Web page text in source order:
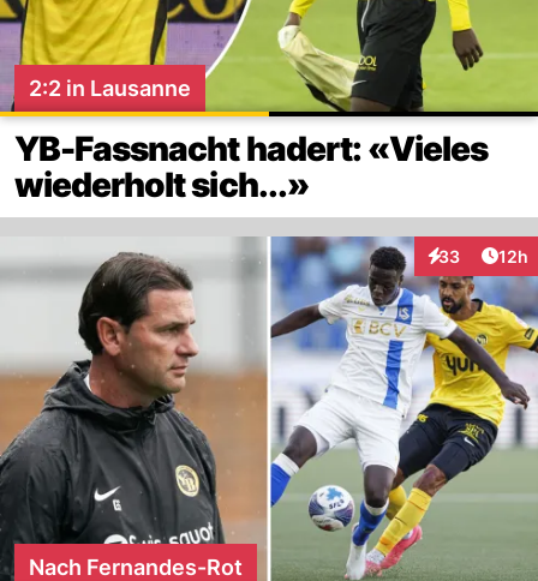
2:2 in Lausanne
YB-Fassnacht hadert: «Vieles
wiederholt sich...»
33
Interaktionen
12h
Nach Fernandes-Rot